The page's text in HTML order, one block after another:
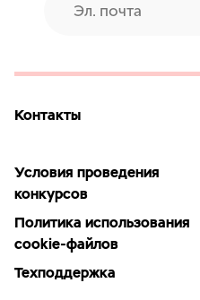
Контакты
Условия проведения
конкурсов
Политика использования
cookie-файлов
Техподдержка